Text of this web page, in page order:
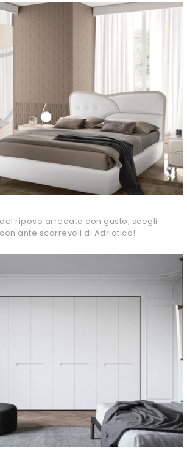
riposo arredata con gusto, scegli
ante scorrevoli di Adriatica!